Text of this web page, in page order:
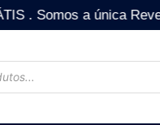
. Somos a única